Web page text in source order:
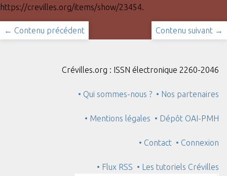
https://crevilles.org/items/show/23454.
← Contenu précédent Contenu suivant →
Crévilles.org : ISSN électronique 2260-2046
• Qui sommes-nous ? • Nos partenaires
• Mentions légales • Dépôt OAI-PMH
• Contact • Connexion
• Flux RSS • Les tutoriels Crévilles